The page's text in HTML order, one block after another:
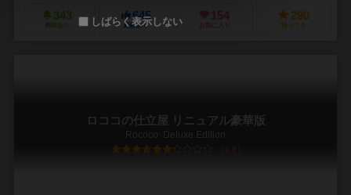
343
興味あり
645
経験あり
154
お気に入り
290
持ってる
ロココの仕立屋 リニュアル豪華版
Rococo: Deluxe Edition
6.8
しばらく表示しない